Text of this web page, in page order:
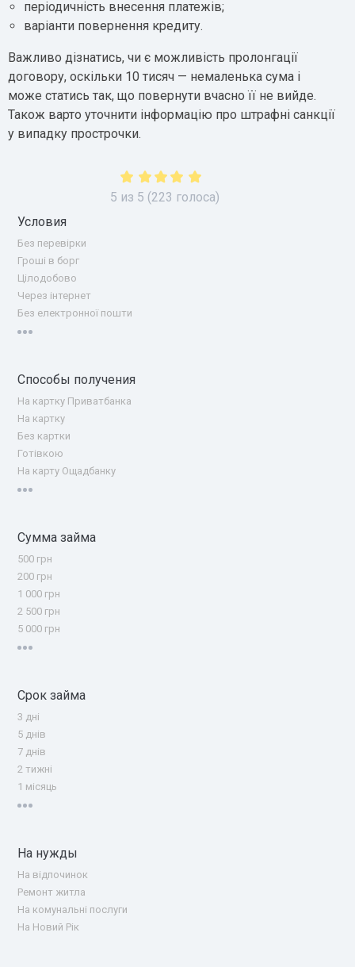
періодичність внесення платежів;
варіанти повернення кредиту.
Важливо дізнатись, чи є можливість пролонгації
договору, оскільки 10 тисяч — немаленька сума і
може статись так, що повернути вчасно її не вийде.
Також варто уточнити інформацію про штрафні санкції
у випадку прострочки.
5 из 5 (223 голоса)
Условия
Без перевірки
Гроші в борг
Цілодобово
Через інтернет
Без електронної пошти
Способы получения
На картку Приватбанка
На картку
Без картки
Готівкою
На карту Ощадбанку
Сумма займа
500 грн
200 грн
1 000 грн
2 500 грн
5 000 грн
Срок займа
3 дні
5 днів
7 днів
2 тижні
1 місяць
На нужды
На відпочинок
Ремонт житла
На комунальні послуги
На Новий Рік